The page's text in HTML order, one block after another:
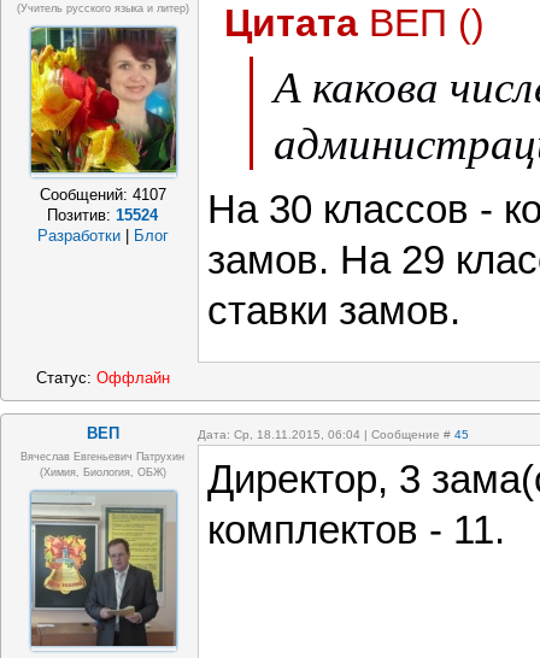
(учитель русского языка и литер)
Сообщений: 4107
Позитив:15524
Разработки
Блог
Цитата ВЕП ()
А какова
На 30 классов -
замов. На 29
ставки замов.
Статус: Оффлайн
ВЕП Дата: Ср, 18.11.2015, 06:04 | Сообщение # 45
Вячеслав Евгеньевич Патрухин
(Химия, Биология, ОБЖ)
Директор, 3
комплектов - 11.